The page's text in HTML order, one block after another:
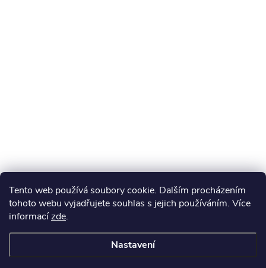
Tento web používá soubory cookie. Dalším procházením
tohoto webu vyjadřujete souhlas s jejich používáním. Více
informacízde.
Nastavení